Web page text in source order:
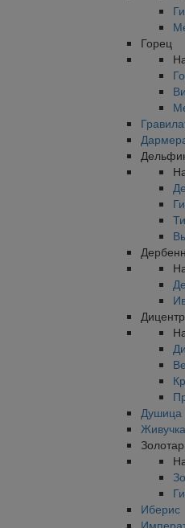
Горец
Душица
Живучка
Иберис